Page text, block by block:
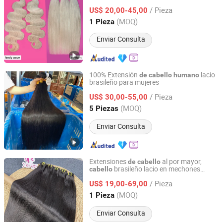
US$ 20,00-45,00 / Pieza
1 Pieza (MOQ)
Enviar Consulta
Guangdong, China Desde 2016
100% Extensión de cabellohumano lacio
brasileño para mujeres
US$ 30,00-55,00 / Pieza
5 Piezas (MOQ)
Enviar Consulta
Foshan Wendy Hair Products Co., Ltd.
Guangdong, China Desde 2015
Extensionesde cabello al por mayor,
cabello brasileño lacio en mechones
procesar, alineado por cutículas
US$ 19,00-69,00 / Pieza
1 Pieza (MOQ)
Enviar Consulta
Guangzhou Yimei Hair Products Co., Ltd.
Guangdong, China Desde 2025